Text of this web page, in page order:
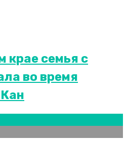
крае семья с
во время